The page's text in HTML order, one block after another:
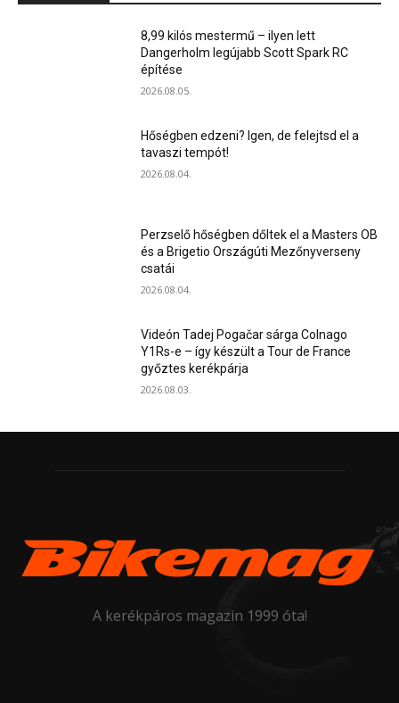
8,99 kilós mestermű – ilyen lett
Dangerholm legújabb Scott Spark RC
építése
2026.08.05.
Hőségben edzeni? Igen, de felejtsd el a
tavaszi tempót!
2026.08.04.
Perzselő hőségben dőltek el a Masters OB
és a Brigetio Országúti Mezőnyverseny
csatái
2026.08.04.
Videón Tadej Pogačar sárga Colnago
Y1Rs-e – így készült a Tour de France
győztes kerékpárja
2026.08.03.
A kerékpáros magazin 1999 óta!